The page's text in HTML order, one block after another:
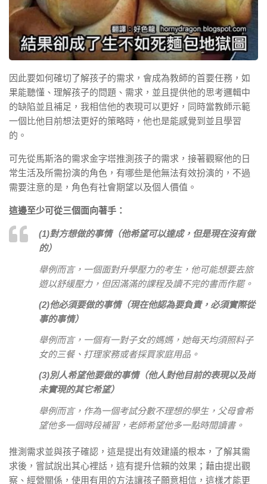
因此要如何確切了解孩子的需求，會成為教師的首要任務，如
果能聽懂、理解孩子的問題、需求，並且提供他的思考邏輯中
的缺陷並且補足，我相信他的表現可以更好，同時當教師示範
一個比他目前想法更好的策略時，他也是能感覺到並且學習
的。
可先從馬斯洛的需求金字塔推測孩子的需求，接著觀察他的日
常生活及所需扮演的角色，有哪些是他無法有效扮演的，不過
需要注意的是，角色有社會期望以及個人價值。
這邊至少可從三個面向著手：
(1)對方想做的事情（他希望可以達成，但是現在沒有做
的）
舉例而言，一個面對升學壓力的考生，他可能想要去旅
遊以舒緩壓力，但因滿滿的課程及讀不完的書而作罷。
(2)他必須要做的事情（現在他認為要負責，必須實際從
事的事情）
舉例而言，一個有一對子女的媽媽，她每天均須照料子
女的三餐、打理家務或者採買家庭用品。
(3)別人希望他要做的事情（他人對他目前的表現以及尚
未實現的其它希望）
舉例而言，作為一個考試分數不理想的學生，父母會希
望他多一個時段補習，老師希望他多一點時間讀書。
推測需求並與孩子確認，這是提出有效建議的根本，了解其需
求後，嘗試說出其心裡話，這有提升信賴的效果；藉由提出觀
察、經營關係，使用有用的方法讓孩子願意相信，這樣才能更